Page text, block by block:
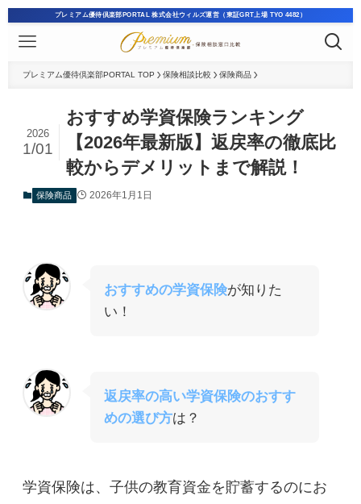
プレミアム優待倶楽部PORTAL 株式会社ウィルズ運営（東証GRT上場 TYO 4482）
プレミアム優待倶楽部PORTAL TOP 保険相談比較 保険商品
おすすめ学資保険ランキング
【2026年最新版】返戻率の徹底比
較からデメリットまで解説！
2026
1/01
保険商品 2026年1月1日
おすすめの学資保険が知りた
い！
返戻率の高い学資保険のおすす
めの選び方は？
学資保険は、子供の教育資金を貯蓄するのにお